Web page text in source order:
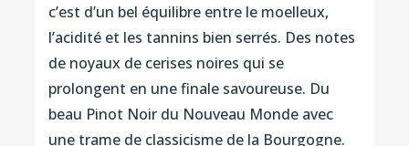
c’est d’un bel équilibre entre le moelleux,
l’acidité et les tannins bien serrés. Des notes
de noyaux de cerises noires qui se
prolongent en une finale savoureuse. Du
beau Pinot Noir du Nouveau Monde avec
une trame de classicisme de la Bourgogne.